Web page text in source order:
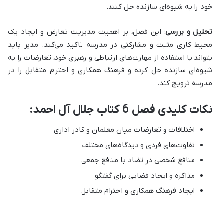
خود را به شیوه‌ای سازنده حل کنند.
تحلیل و بررسی: این فصل، بر اهمیت مدیریت تعارض و ایجاد یک
محیط کاری مثبت و مشارکتی در مدرسه تاکید می‌کند. مدیر باید
بتواند با استفاده از مهارت‌های ارتباطی و رهبری خود، تعارضات را به
شیوه‌ای سازنده حل کرده و فرهنگ همکاری و احترام متقابل را در
مدرسه ترویج کند.
نکات کلیدی فصل 6 کتاب جلال آل احمد:
اختلافات و تعارضات میان معلمان و کادر اداری
تفاوت‌های فردی و دیدگاه‌های مختلف
منافع شخصی در تضاد با منافع جمعی
مذاکره و ایجاد فضایی برای گفتگو
ایجاد فرهنگ همکاری و احترام متقابل